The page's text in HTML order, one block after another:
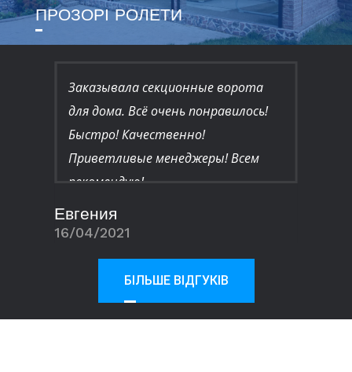
ПРОЗОРІ РОЛЕТИ
Заказывала секционные ворота
для дома. Всё очень понравилось!
Быстро! Качественно!
Приветливые менеджеры! Всем
рекомендую!
Евгения
16/04/2021
БІЛЬШЕ ВІДГУКІВ